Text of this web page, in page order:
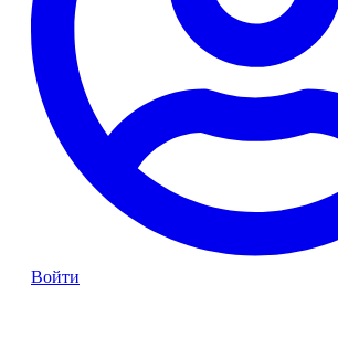
Войти